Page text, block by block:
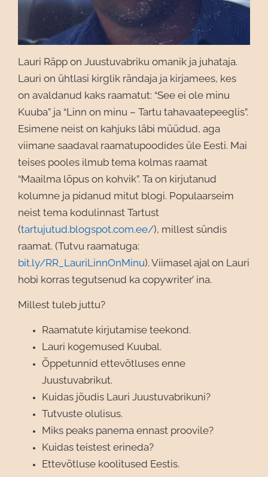
Lauri Räpp on Juustuvabriku omanik ja juhataja.
Lauri on ühtlasi kirglik rändaja ja kirjamees, kes
on avaldanud kaks raamatut: “See ei ole minu
Kuuba” ja “Linn on minu – Tartu tahavaatepeeglis”.
Esimene neist on kahjuks läbi müüdud, aga
viimane saadaval raamatupoodides üle Eesti. Mai
teises pooles ilmub tema kolmas raamat
“Maailma lõpus on kohvik”. Ta on kirjutanud
kolumne ja pidanud mitut blogi. Populaarseim
neist tema kodulinnast Tartust
(tartujutud.blogspot.com.ee/), millest sündis
raamat. (Tutvu raamatuga:
bit.ly/RR_LauriLinnOnMinu). Viimasel ajal on Lauri
hobi korras tegutsenud ka copywriter’ ina.
Millest tuleb juttu?
Raamatute kirjutamise teekond.
Lauri kogemused Kuubal.
Õppetunnid ettevõtluses enne
Juustuvabrikut.
Kuidas jõudis Lauri Juustuvabrikuni?
Tutvuste olulisus.
Miks peaks panema ennast proovile?
Kuidas teistest erineda?
Ettevõtluse koolitused Eestis.